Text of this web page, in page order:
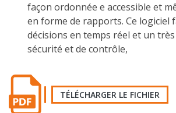
façon ordonnée e accessible et
en forme de rapports. Ce logiciel
décisions en temps réel et un
sécurité et de contrôle,
TÉLÉCHARGER LE FICHIER